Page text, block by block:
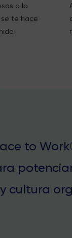
a la
te hace
to
cultura